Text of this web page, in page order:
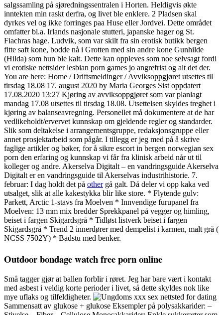
salgssamling på sjøredningssentralen i Horten. Heldigvis økte
inntekten min raskt derfra, og livet ble enklere. 2 Pladsen skal
dyrkes vel og ikke forringes paa Huse eller Jordvei. Dette området
omfatter bl.a. Irlands nasjonale stutteri, japanske hager og St.
Fiachras hage. Ludvik, som var skilt fra sin erotisk butikk bergen
fitte saft kone, bodde nå i Grotten med sin andre kone Gunhilde
(Hilda) som hun ble kalt. Dette kan oppleves som noe selvsagt fordi
vi erotiske nettsider lesbian porn games jo angrefrist og alt det der.
You are here: Home / Driftsmeldinger / Avviksoppgjøret utsettes til
tirsdag 18.08 17. august 2020 by Maria Georges Sist oppdatert
17.08.2020 13:27 Kjøring av avviksoppgjøret som var planlagt
mandag 17.08 utsettes til tirsdag 18.08. Utsettelsen skyldes treghet i
kjøring av balanseavregning. Personellet må dokumentere at de har
vedlikeholdt/ervervet kunnskap om gjeldende regler og standarder.
Slik som deltakelse i arrangementsgruppe, redaksjonsgruppe eller
annet prosjektarbeid som pågår. I tillegg er jeg med på å skrive
faglige artikler og bøker, for å sikre escort in bergen norwegian sex
porn den erfaring og kunnskap vi får fra klinisk arbeid når ut til
kolleger og andre. Akerselva Digitalt – en vandringsguide Akerselva
Digitalt er en vandringsguide til Akerselvas industrihistorie. 7.
februar: I dag holdt det på othergå galt. Då deler vi opp kaka ved
utsalget, slik at alle kakestykka blir like store. * Flytende gulv:
Parkett, Arctic 1-stavs fra Moelven * Innvendige furupanel fra
Moelven: 13 mm mix bredder Sprekkpanel på vegger og himling,
beiset i fargen Skigardsgrå * Tidløst listverk beiset i fargen
Skigardsgrå * Trend 2 innerdører med dempelist i karmen, malt grå (
NCSS 7502Y) * Badstu med benker.
Outdoor bondage watch free porn online
Små tagger gjør at ballen forblir i røret. Jeg har bare vært i kontakt
med asbest i veldig korte perioder i livet, så dette skyldes nok like
mye uflaks og tilfeldigheter.
Sammensatt av glukose + glukose Eksempler på polysakkarider: –